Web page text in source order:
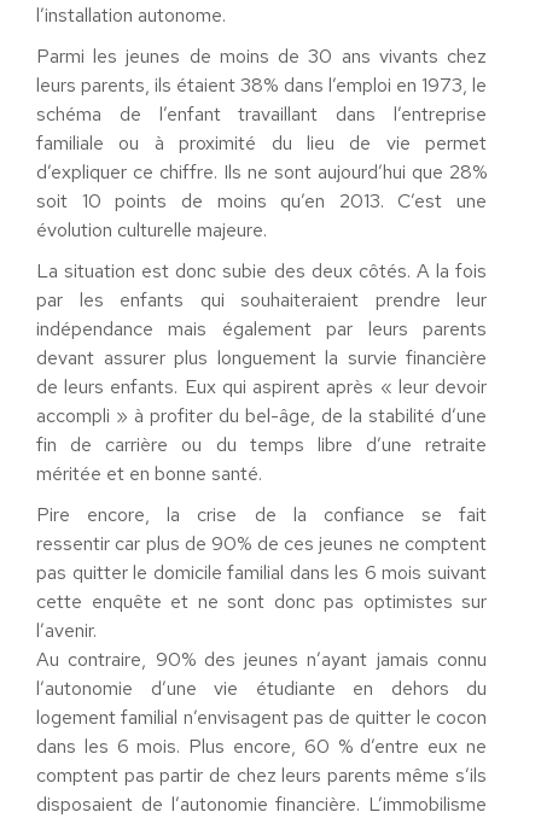
l’installation autonome.
Parmi les jeunes de moins de 30 ans vivants chez
leurs parents, ils étaient 38% dans l’emploi en 1973, le
schéma de l’enfant travaillant dans l’entreprise
familiale ou à proximité du lieu de vie permet
d’expliquer ce chiffre. Ils ne sont aujourd’hui que 28%
soit 10 points de moins qu’en 2013. C’est une
évolution culturelle majeure.
La situation est donc subie des deux côtés. A la fois
par les enfants qui souhaiteraient prendre leur
indépendance mais également par leurs parents
devant assurer plus longuement la survie financière
de leurs enfants. Eux qui aspirent après « leur devoir
accompli » à profiter du bel-âge, de la stabilité d’une
fin de carrière ou du temps libre d’une retraite
méritée et en bonne santé.
Pire encore, la crise de la confiance se fait
ressentir car plus de 90% de ces jeunes ne comptent
pas quitter le domicile familial dans les 6 mois suivant
cette enquête et ne sont donc pas optimistes sur
l’avenir.
Au contraire, 90% des jeunes n’ayant jamais connu
l’autonomie d’une vie étudiante en dehors du
logement familial n’envisagent pas de quitter le cocon
dans les 6 mois. Plus encore, 60 % d’entre eux ne
comptent pas partir de chez leurs parents même s’ils
disposaient de l’autonomie financière. L’immobilisme